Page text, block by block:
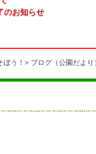
お知らせ
う！ ブログ（公園だより